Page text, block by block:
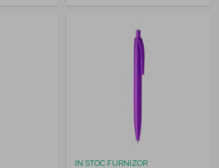
IN STOC FURNIZOR